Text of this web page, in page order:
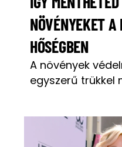
NÖVÉNYEKET A
HŐSÉGBEN
A növények
egyszerű trükkel